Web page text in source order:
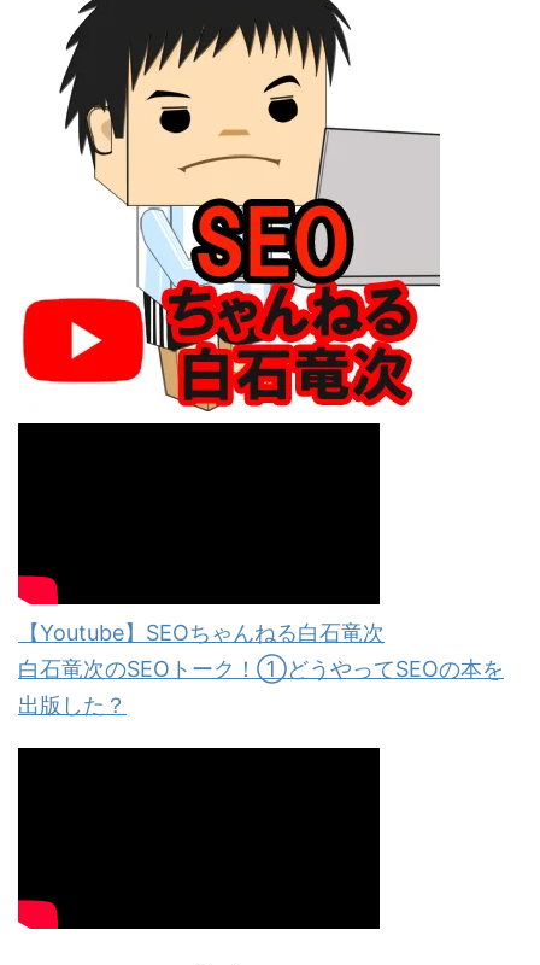
【Youtube】SEOちゃんねる白石竜次
白石竜次のSEOトーク！①どうやってSEOの本を
出版した？